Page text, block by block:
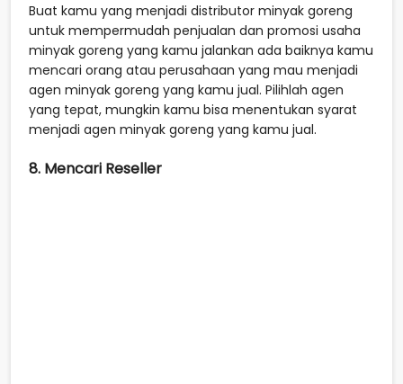
Buat kamu yang menjadi distributor minyak goreng
untuk mempermudah penjualan dan promosi usaha
minyak goreng yang kamu jalankan ada baiknya kamu
mencari orang atau perusahaan yang mau menjadi
agen minyak goreng yang kamu jual. Pilihlah agen
yang tepat, mungkin kamu bisa menentukan syarat
menjadi agen minyak goreng yang kamu jual.
8. Mencari Reseller